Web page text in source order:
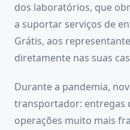
dos laboratórios, que
a suportar serviços de
Grátis, aos
diretamente nas suas
Durante a pandemia,
transportador: entregas
operações muito mais